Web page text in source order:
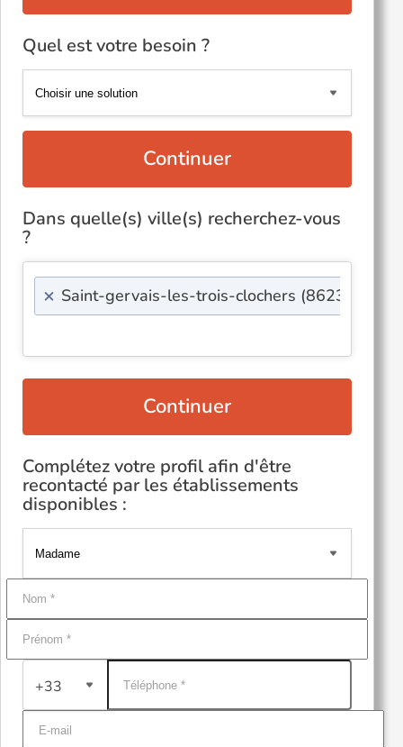
Quel est votre besoin ?
Continuer
Dans quelle(s) ville(s) recherchez-vous
?
× Saint-gervais-les-trois-clochers (86230)
Continuer
Complétez votre profil afin d'être
recontacté par les établissements
disponibles :
+33